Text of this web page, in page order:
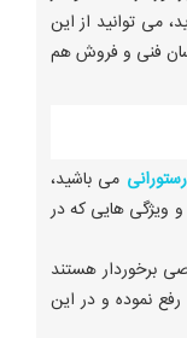
می توانید از این
فنی و فروش هم
رستورانی می باشید،
و ویژگی هایی که در
برخوردار هستند
نموده و در این